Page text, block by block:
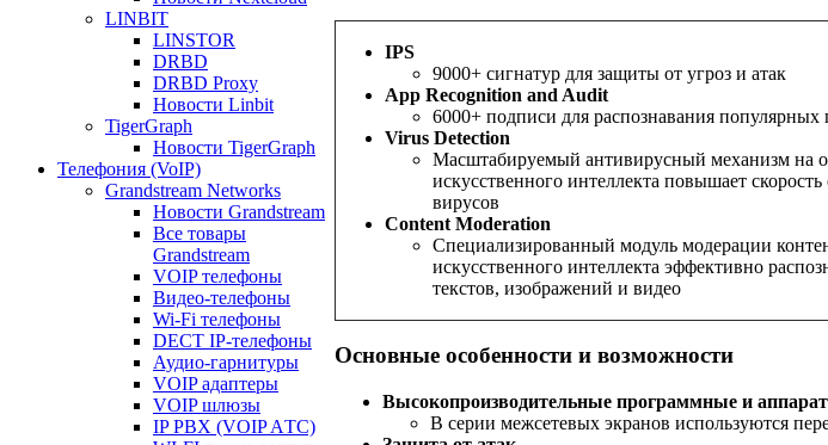
LINBIT
LINSTOR
DRBD
DRBD Proxy
Новости Linbit
TigerGraph
Новости TigerGraph
Телефония (VoIP)
Grandstream Networks
Новости Grandstream
Все товары
Grandstream
VOIP телефоны
Видео-телефоны
Wi-Fi телефоны
DECT IP-телефоны
Аудио-гарнитуры
VOIP адаптеры
VOIP шлюзы
IP PBX (VOIP AТС)
IPS
9000+ сигнатур для защиты от угроз и атак
App Recognition and Audit
6000+ подписи для распознавания
Virus Detection
Масштабируемый антивирусный механизм на
искусственного интеллекта повышает
вирусов
Content Moderation
Специализированный модуль модерации
искусственного интеллекта эффективно
текстов, изображений и видео
Основные особенности и возможности
Высокопроизводительные программные и
В серии межсетевых экранов используются